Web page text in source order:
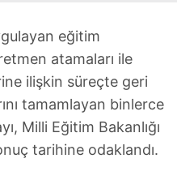
eğitim
atamaları ile
ilişkin süreçte geri
tamamlayan binlerce
Milli Eğitim Bakanlığı
tarihine odaklandı.